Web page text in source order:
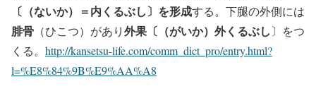
〔（ないか）＝内くるぶし〕を形成する。下腿の外側には
腓骨 （ひこつ）があり外果〔（がいか）外くるぶし〕をつ
くる。 http://kansetsu-life.com/comm_dict_pro/entry.html?
l=%E8%84%9B%E9%AA%A8